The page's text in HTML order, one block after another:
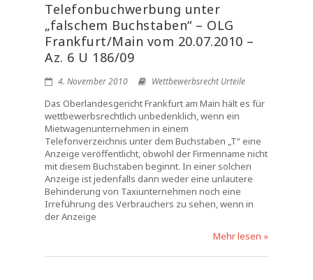
Telefonbuchwerbung unter
„falschem Buchstaben“ – OLG
Frankfurt/Main vom 20.07.2010 –
Az. 6 U 186/09
4. November 2010 Wettbewerbsrecht Urteile
Das Oberlandesgericht Frankfurt am Main hält es für
wettbewerbsrechtlich unbedenklich, wenn ein
Mietwagenunternehmen in einem
Telefonverzeichnis unter dem Buchstaben „T“ eine
Anzeige veröffentlicht, obwohl der Firmenname nicht
mit diesem Buchstaben beginnt. In einer solchen
Anzeige ist jedenfalls dann weder eine unlautere
Behinderung von Taxiunternehmen noch eine
Irreführung des Verbrauchers zu sehen, wenn in
der Anzeige
Mehr lesen »